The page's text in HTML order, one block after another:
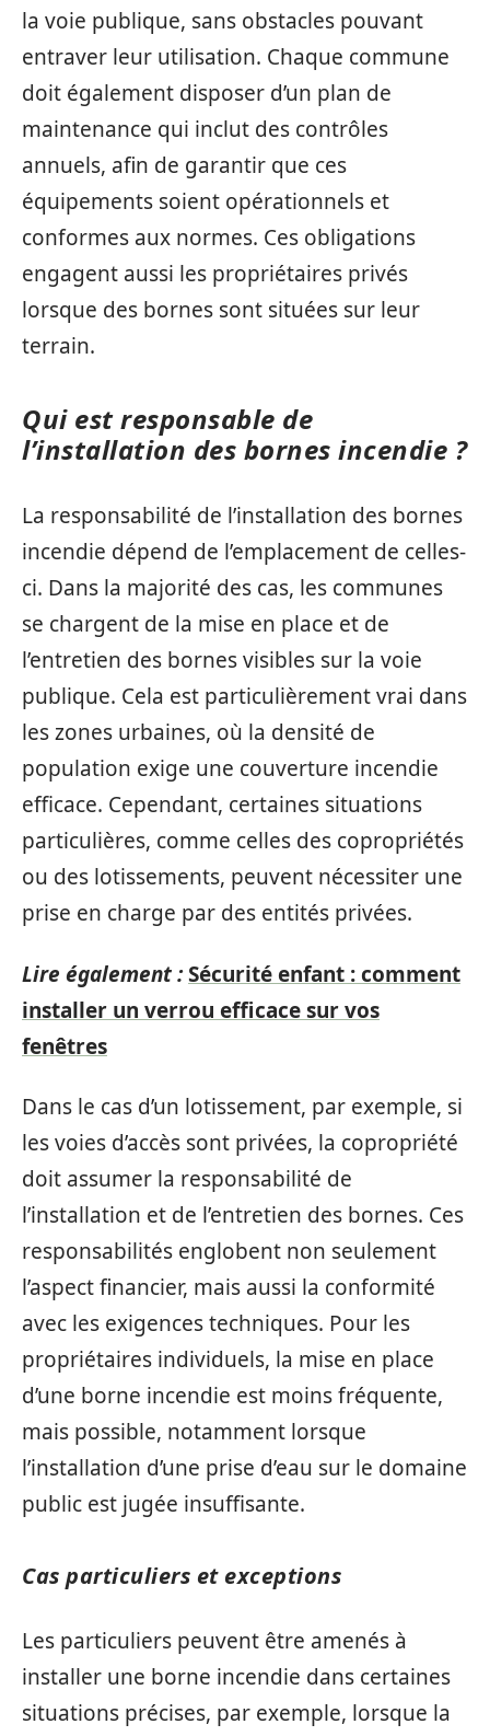
la voie publique, sans obstacles pouvant
entraver leur utilisation. Chaque commune
doit également disposer d’un plan de
maintenance qui inclut des contrôles
annuels, afin de garantir que ces
équipements soient opérationnels et
conformes aux normes. Ces obligations
engagent aussi les propriétaires privés
lorsque des bornes sont situées sur leur
terrain.
Qui est responsable de
l’installation des bornes incendie ?
La responsabilité de l’installation des bornes
incendie dépend de l’emplacement de celles-
ci. Dans la majorité des cas, les communes
se chargent de la mise en place et de
l’entretien des bornes visibles sur la voie
publique. Cela est particulièrement vrai dans
les zones urbaines, où la densité de
population exige une couverture incendie
efficace. Cependant, certaines situations
particulières, comme celles des copropriétés
ou des lotissements, peuvent nécessiter une
prise en charge par des entités privées.
Lire également :Sécurité enfant : comment
installer un verrou efficace sur vos
fenêtres
Dans le cas d’un lotissement, par exemple, si
les voies d’accès sont privées, la copropriété
doit assumer la responsabilité de
l’installation et de l’entretien des bornes. Ces
responsabilités englobent non seulement
l’aspect financier, mais aussi la conformité
avec les exigences techniques. Pour les
propriétaires individuels, la mise en place
d’une borne incendie est moins fréquente,
mais possible, notamment lorsque
l’installation d’une prise d’eau sur le domaine
public est jugée insuffisante.
Cas particuliers et exceptions
Les particuliers peuvent être amenés à
installer une borne incendie dans certaines
situations précises, par exemple, lorsque la